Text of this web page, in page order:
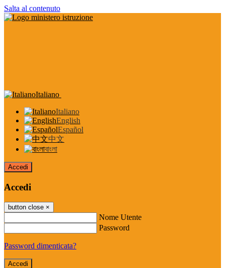
Salta al contenuto
Italiano
Italiano
English
Español
中文
বাংলা
Accedi
Accedi
button close ×
Nome Utente
Password
Password dimenticata?